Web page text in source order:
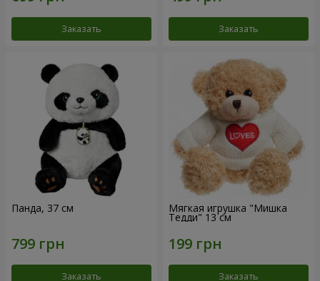
Заказать Заказать
Панда, 37 см
Заказать
Мягкая игрушка "Мишка
Тедди" 13 см
Заказать